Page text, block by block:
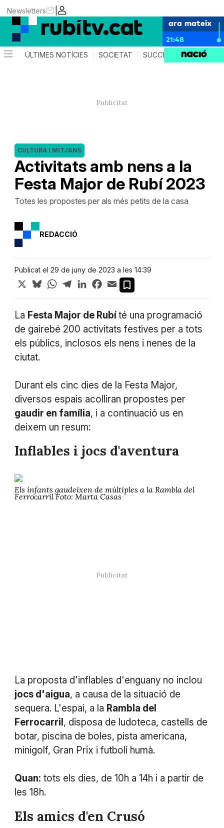
|
Newsletters
ara mateix
21:48
ÚLTIMES NOTÍCIES SOCIETAT SUCCESSOS
Activitats amb nens a la
Festa Major de Rubí 2023
CULTURA I MITJANS
Totes les propostes per als més petits de la casa
REDACCIÓ
Publicat el 29 de juny de 2023 a les 14:39
X BlueskyWhatsApp
TelegramLinkedInFacebook
Email
La Festa Major de Rubíté una programació
de gairebé 200 activitats festives per a tots
els públics, inclosos els nens i nenes de la
ciutat.
Durant els cinc dies de la Festa Major,
diversos espais acolliran propostes per
gaudir en família, i a continuació us en
deixem un resum:
Inflables i jocs d'aventura
Els infants gaudeixen de múltiples a la Rambla del
Ferrocarril Foto: Marta Casas
La proposta d'inflables d'enguany no inclou
jocs d'aigua, a causa de la situació de
sequera. L'espai, a la Rambla del
Ferrocarril , disposa de ludoteca, castells de
botar, piscina de boles, pista americana,
minigolf, Gran Prix i futbolí humà.
Quan: tots els dies, de 10h a 14h i a partir de
les 18h.
Els amics d'en Crusó